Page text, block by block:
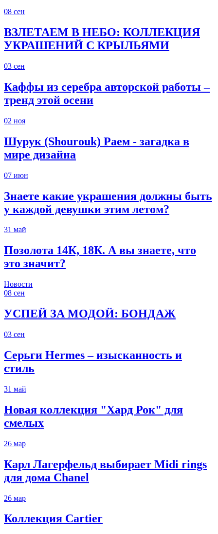
08 сен
ВЗЛЕТАЕМ В НЕБО: КОЛЛЕКЦИЯ
УКРАШЕНИЙ С КРЫЛЬЯМИ
03 сен
Каффы из серебра авторской работы –
тренд этой осени
02 ноя
Шурук (Shourouk) Раем - загадка в
мире дизайна
07 июн
Знаете какие украшения должны быть
у каждой девушки этим летом?
31 май
Позолота 14К, 18К. А вы знаете, что
это значит?
Новости
08 сен
УСПЕЙ ЗА МОДОЙ: БОНДАЖ
03 сен
Серьги Hermes – изысканность и
стиль
31 май
Новая коллекция "Хард Рок" для
смелых
26 мар
Карл Лагерфельд выбирает Midi rings
для дома Chanel
26 мар
Коллекция Cartier